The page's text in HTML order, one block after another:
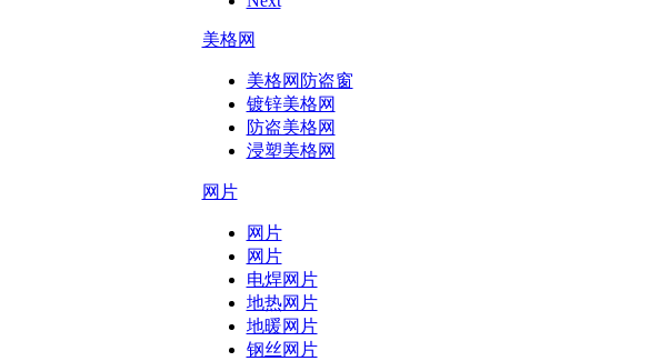
美格网
美格网防盗窗
镀锌美格网
防盗美格网
浸塑美格网
网片
网片
网片
电焊网片
地热网片
地暖网片
钢丝网片